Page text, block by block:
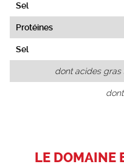
Sel
Protéines
Sel
dont acides gras
LE DOMAINE